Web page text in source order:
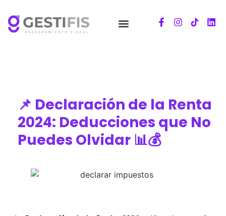
📌 Declaración de la Renta
2024: Deducciones que No
Puedes Olvidar 📊💰